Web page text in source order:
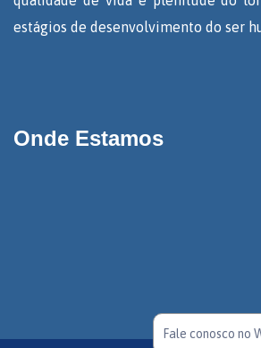
estágios de desenvolvimento do ser
Onde Estamos
Fale conosco no